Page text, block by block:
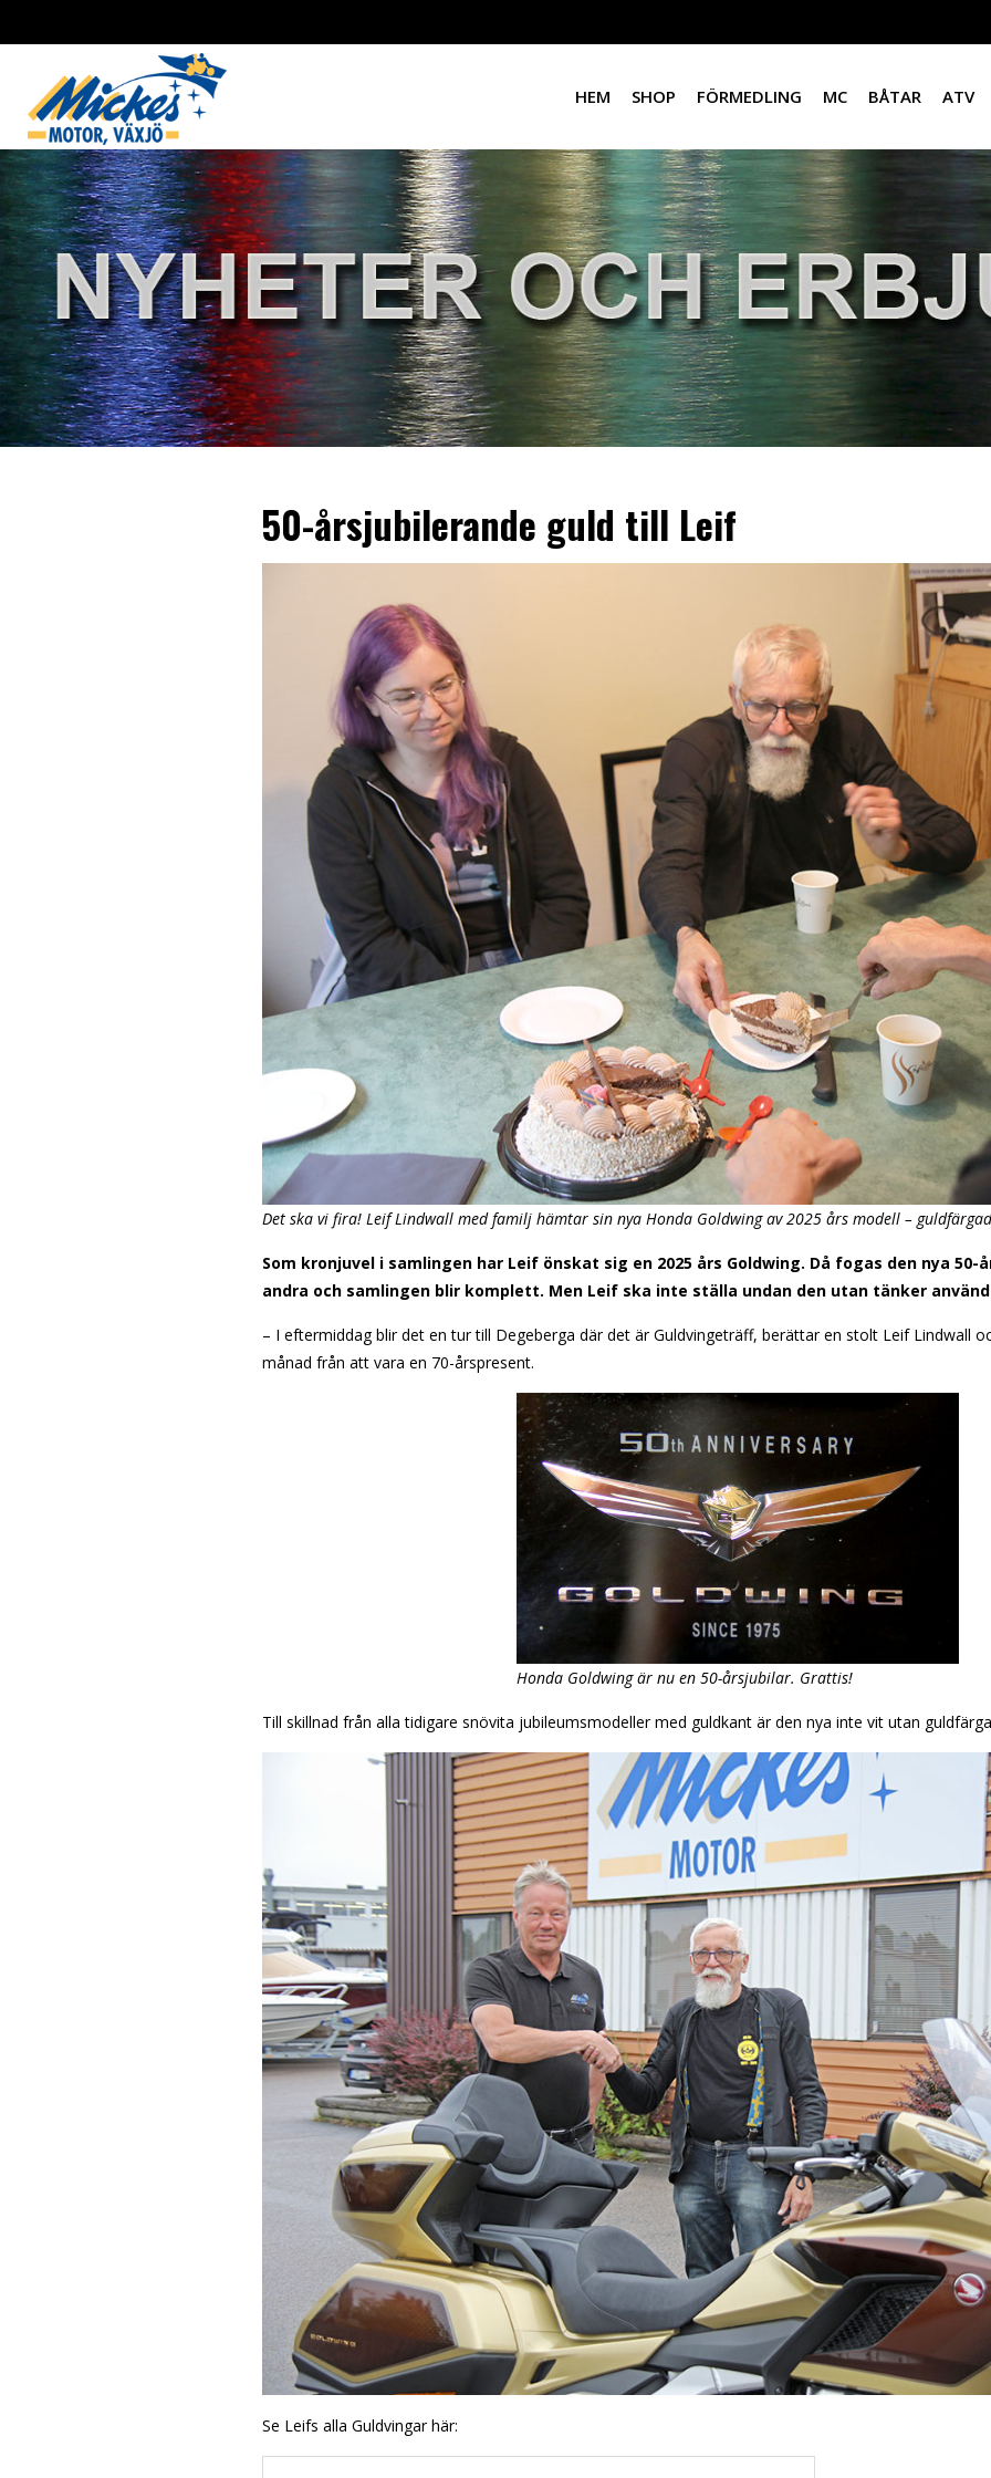
HEM SHOP FÖRMEDLING MC BÅTAR ATV
50-årsjubilerande guld till Leif
Det ska vi fira! Leif Lindwall med familj hämtar sin nya Honda Goldwing av 2025 års modell –
Som kronjuvel i samlingen har Leif önskat sig en 2025 års Goldwing. Då fogas den nya
andra och samlingen blir komplett. Men Leif ska inte ställa undan den utan tänker
– I eftermiddag blir det en tur till Degeberga där det är Guldvingeträff, berättar en stolt Leif Lindwall
månad från att vara en 70-årspresent.
Honda Goldwing är nu en 50-årsjubilar. Grattis!
Till skillnad från alla tidigare snövita jubileumsmodeller med guldkant är den nya inte vit utan
Se Leifs alla Guldvingar här: